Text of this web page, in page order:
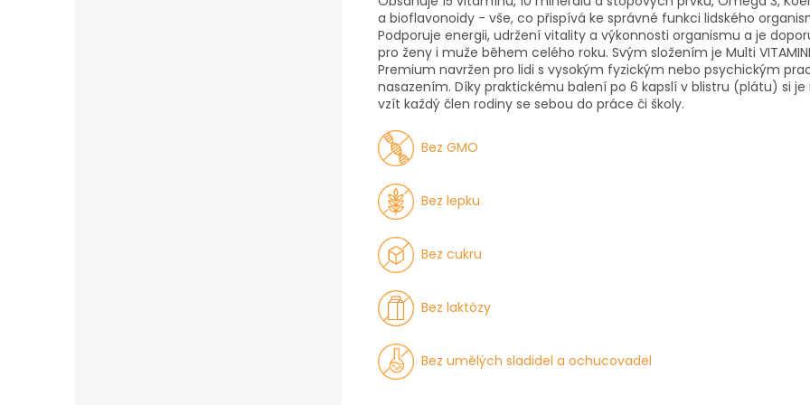
a bioflavonoidy - vše, co přispívá ke správné funkci lidského
Podporuje energii, udržení vitality a výkonnosti organismu a je
pro ženy i muže během celého roku. Svým složením je Multi
Premium navržen pro lidi s vysokým fyzickým nebo psychickým
nasazením. Díky praktickému balení po 6 kapslí v blistru (plátu) si je
vzít každý člen rodiny se sebou do práce či školy.
Bez GMO
Bez lepku
Bez cukru
Bez laktózy
Bez umělých sladidel a ochucovadel